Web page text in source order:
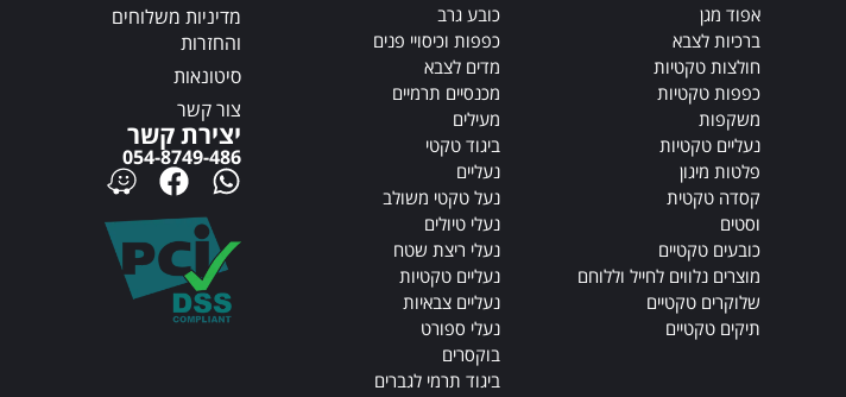
אפוד מגן
ברכיות לצבא
חולצות טקטיות
כפפות טקטיות
משקפות
נעליים טקטיות
פלטות מיגון
קסדה טקטית
וסטים
כובעים טקטיים
מוצרים נלווים לחייל וללוחם
שלוקרים טקטיים
תיקים טקטיים
כובע גרב
כפפות וכיסויי פנים
מדים לצבא
מכנסיים תרמיים
מעילים
ביגוד טקטי
נעליים
נעל טקטי משולב
נעלי טיולים
נעלי ריצת שטח
נעליים טקטיות
נעליים צבאיות
נעלי ספורט
בוקסרים
ביגוד תרמי לגברים
מדיניות משלוחים
והחזרות
סיטונאות
צור קשר
יצירת קשר
054-8749-486